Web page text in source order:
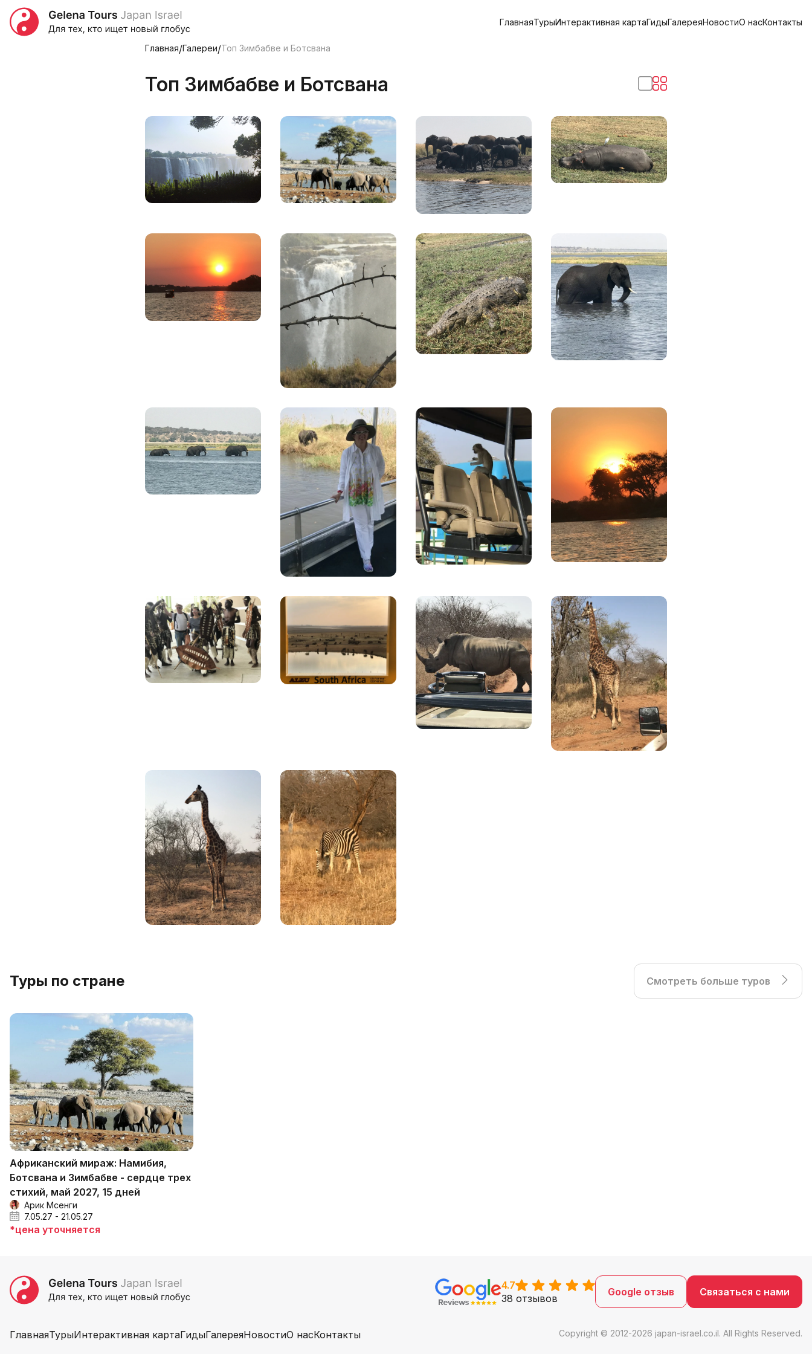
ГлавнаяТурыИнтерактивная картаГидыГалереяНовостиО насКонтакты
Главная/Галереи/Топ Зимбабве и Ботсвана
Топ Зимбабве и Ботсвана
Туры по стране Смотреть больше туров
Африканский мираж: Намибия,
Ботсвана и Зимбабве - сердце трех
стихий, май 2027, 15 дней
Арик Мсенги
7.05.27 - 21.05.27
*цена уточняется
4.7
38 отзывов
Google отзыв Связаться с нами
ГлавнаяТурыИнтерактивная картаГидыГалереяНовостиО насКонтакты Copyright © 2012-2026 japan-israel.co.il. All Rights Reserved.